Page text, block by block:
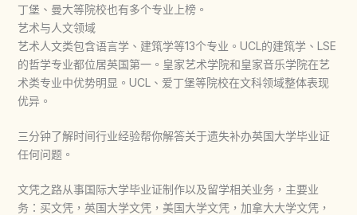
丁堡、曼大等院校也有多个专业上榜。
艺术与人文领域
艺术人文类包含语言学、建筑学等13个专业。UCL的建筑学、LSE
的哲学专业都位居英国第一。皇家艺术学院和皇家音乐学院在艺
术类专业中优势明显。UCL、爱丁堡等院校在文科领域整体表现
优异。
三分钟了解时间行业经验帮你解答关于遗失补办英国大学毕业证
任何问题。
文凭之路从事国际大学毕业证制作以及留学相关业务，主要业
务：买文凭，英国大学文凭，美国大学文凭，加拿大大学文凭，